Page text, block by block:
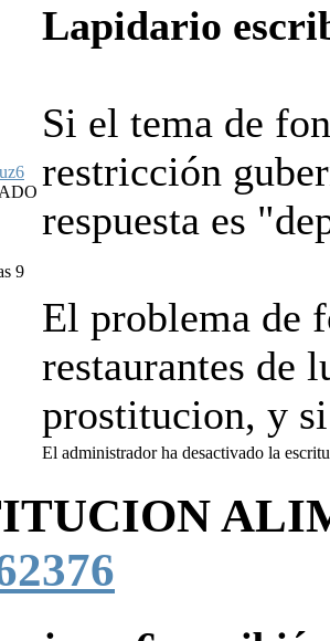
9
Lapidario
Si el tema de
restricción
respuesta es
El problema de
restaurantes de
prostitucion, y
El administrador ha desactivado la